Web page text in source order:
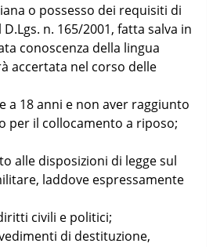
o possesso dei requisiti di
D.Lgs. n. 165/2001, fatta salva in
conoscenza della lingua
accertata nel corso delle
a 18 anni e non aver raggiunto
per il collocamento a riposo;
alle disposizioni di legge sul
laddove espressamente
civili e politici;
di destituzione,